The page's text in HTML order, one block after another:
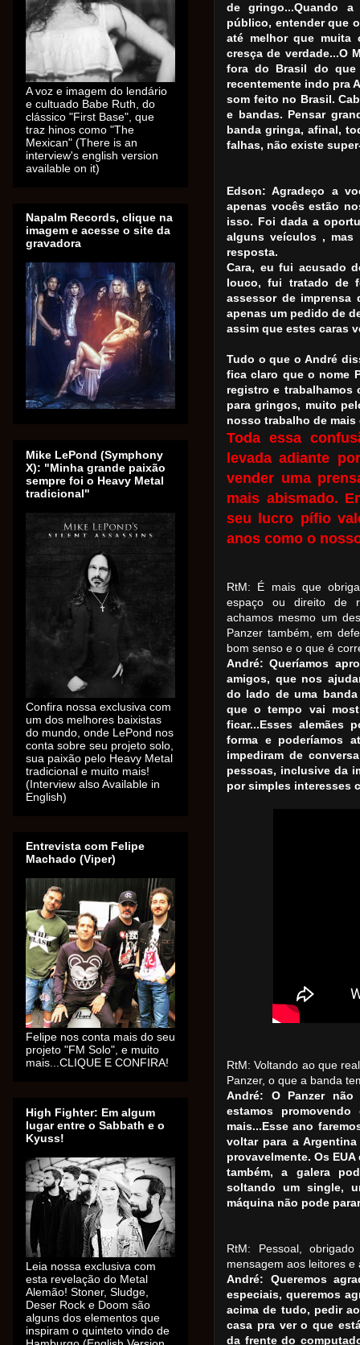
de gringo...Quando
público, entender que
até melhor que muita
cresça de verdade...O
fora do Brasil do que
recentemente indo pra
som feito no Brasil.
e bandas. Pensar
banda gringa, afinal,
falhas, não existe
Edson: Agradeço a
apenas vocês estão
isso. Foi dada a
alguns veículos ,
resposta.
Cara, eu fui acusado
louco, fui tratado de
assessor de imprensa
apenas um pedido de
assim que estes caras
Tudo o que o André
fica claro que o nome
registro e trabalhamos
para gringos, muito
nosso trabalho de mais
Toda essa
levada adiante
vender uma
mais abismado.
seu lucro pífio
anos como o
RtM: É mais que
espaço ou direito de
achamos mesmo um
Panzer também, em
bom senso e o que é
André: Queríamos
amigos, que nos
do lado de uma
que o tempo vai
ficar...Esses alemães
forma e poderíamos
impediram de
pessoas, inclusive da
por simples interesses
RtM: Voltando ao que
Panzer, o que a banda
André: O Panzer
estamos
mais...Esse ano
voltar para a
provavelmente. Os
também, a galera
soltando um single,
máquina não pode
RtM: Pessoal,
mensagem aos leitores e
André: Queremos
especiais, queremos
acima de tudo, pedir
casa pra ver o que
da frente do
A voz e imagem do lendário
e cultuado Babe Ruth, do
clássico "First Base", que
traz hinos como "The
Mexican" (There is an
interview's english version
available on it)
Napalm Records, clique na
imagem e acesse o site da
gravadora
Mike LePond (Symphony
X): "Minha grande paixão
sempre foi o Heavy Metal
tradicional"
Confira nossa exclusiva com
um dos melhores baixistas
do mundo, onde LePond nos
conta sobre seu projeto solo,
sua paixão pelo Heavy Metal
tradicional e muito mais!
(Interview also Available in
English)
Entrevista com Felipe
Machado (Viper)
Felipe nos conta mais do seu
projeto "FM Solo", e muito
mais...CLIQUE E CONFIRA!
High Fighter: Em algum
lugar entre o Sabbath e o
Kyuss!
Leia nossa exclusiva com
esta revelação do Metal
Alemão! Stoner, Sludge,
Deser Rock e Doom são
alguns dos elementos que
inspiram o quinteto vindo de